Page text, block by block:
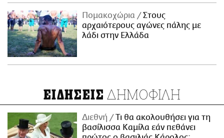
Πομακοχώρια
Στους
αρχαιότερους αγώνες πάλης με
λάδι στην Ελλάδα
ΕΙΔΗΣΕΙΣ ΔΗΜΟΦΙΛΗ
Διεθνή
Τι θα ακολουθήσει για τη
βασίλισσα Καμίλα εάν πεθάνει